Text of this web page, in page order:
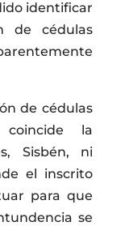
identificar
de cédulas
de cédulas
la
Sisbén, ni
el inscrito
para que
se